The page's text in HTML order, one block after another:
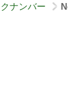
ナンバー >